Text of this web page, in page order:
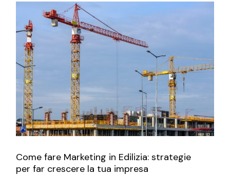
Come fare Marketing in Edilizia: strategie
per far crescere la tua impresa